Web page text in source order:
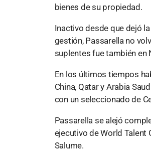
bienes de su propiedad.
Inactivo desde que dejó
gestión, Passarella no
suplentes fue también en
En los últimos tiempos
China, Qatar y Arabia
con un seleccionado de
Passarella se alejó
ejecutivo de World Talent
Salume.